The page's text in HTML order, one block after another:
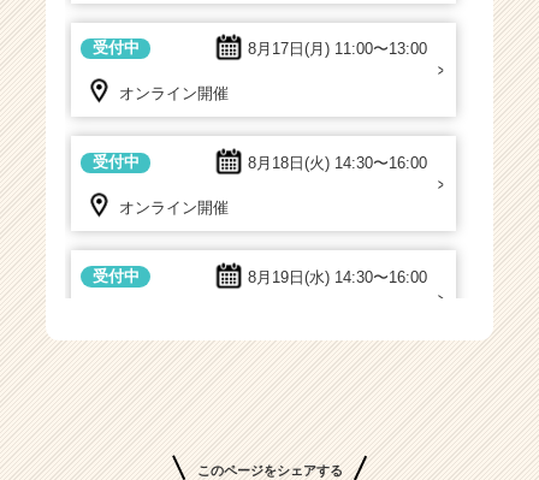
リ
ア
（C
e
e
8月17日(月) 11:00〜13:00
受付中
オンライン開催
8月18日(火) 14:30〜16:00
受付中
オンライン開催
8月19日(水) 14:30〜16:00
受付中
このページをシェアする